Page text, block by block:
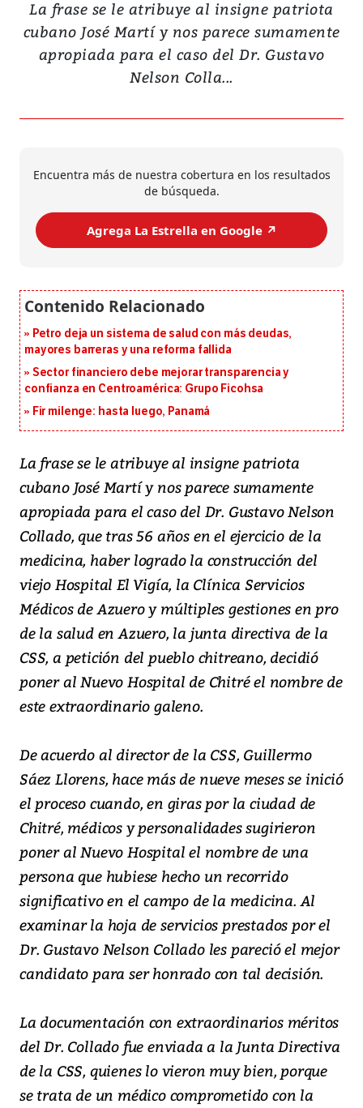
La frase se le atribuye al insigne patriota
cubano José Martí y nos parece sumamente
apropiada para el caso del Dr. Gustavo
Nelson Colla...
Encuentra más de nuestra cobertura en los resultados
de búsqueda.
Agrega La Estrella en Google ↗️
Petro deja un sistema de salud con más deudas,
mayores barreras y una reforma fallida
Sector financiero debe mejorar transparencia y
confianza en Centroamérica: Grupo Ficohsa
Fir milenge: hasta luego, Panamá
La frase se le atribuye al insigne patriota
cubano José Martí y nos parece sumamente
apropiada para el caso del Dr. Gustavo Nelson
Collado, que tras 56 años en el ejercicio de la
medicina, haber logrado la construcción del
viejo Hospital El Vigía, la Clínica Servicios
Médicos de Azuero y múltiples gestiones en pro
de la salud en Azuero, la junta directiva de la
CSS, a petición del pueblo chitreano, decidió
poner al Nuevo Hospital de Chitré el nombre de
este extraordinario galeno.
De acuerdo al director de la CSS, Guillermo
Sáez Llorens, hace más de nueve meses se inició
el proceso cuando, en giras por la ciudad de
Chitré, médicos y personalidades sugirieron
poner al Nuevo Hospital el nombre de una
persona que hubiese hecho un recorrido
significativo en el campo de la medicina. Al
examinar la hoja de servicios prestados por el
Dr. Gustavo Nelson Collado les pareció el mejor
candidato para ser honrado con tal decisión.
La documentación con extraordinarios méritos
del Dr. Collado fue enviada a la Junta Directiva
de la CSS, quienes lo vieron muy bien, porque
se trata de un médico comprometido con la